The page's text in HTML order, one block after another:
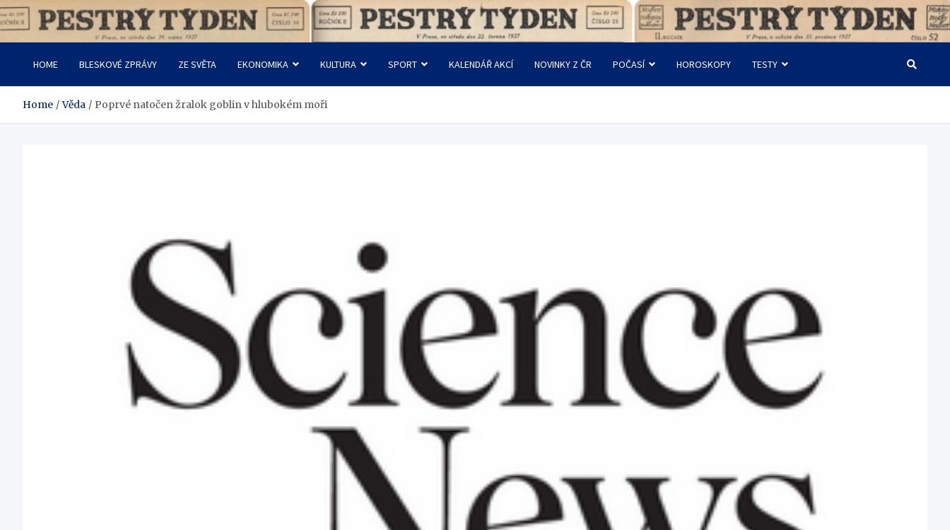
Skip
to
Pestrý Týden
HOME BLESKOVÉ ZPRÁVY ZE SVĚTA EKONOMIKA KULTURA SPORT KALENDÁŘ AKCÍ NOVINKY Z ČR POČASÍ HOROSKOPY TESTY
Home Věda Poprvé natočen žralok goblin v hlubokém moři